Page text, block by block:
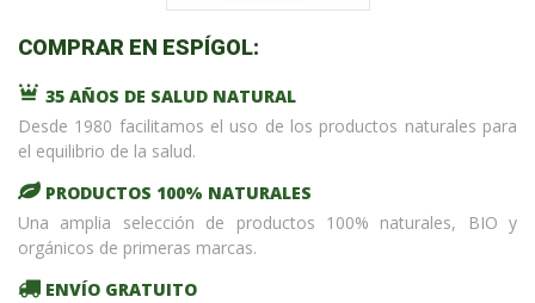
COMPRAR EN ESPÍGOL:
35 AÑOS DE SALUD NATURAL
Desde 1980 facilitamos el uso de los productos naturales para
el equilibrio de la salud.
PRODUCTOS 100% NATURALES
Una amplia selección de productos 100% naturales, BIO y
orgánicos de primeras marcas.
ENVÍO GRATUITO